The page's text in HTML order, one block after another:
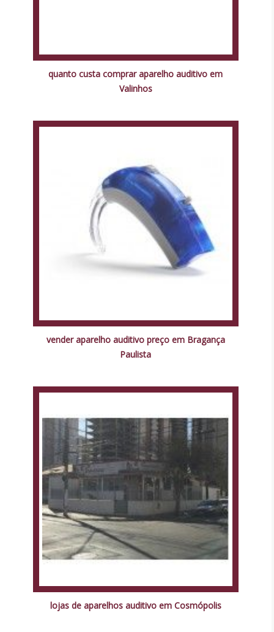
quanto custa comprar aparelho auditivo em
Valinhos
vender aparelho auditivo preço em Bragança
Paulista
lojas de aparelhos auditivo em Cosmópolis